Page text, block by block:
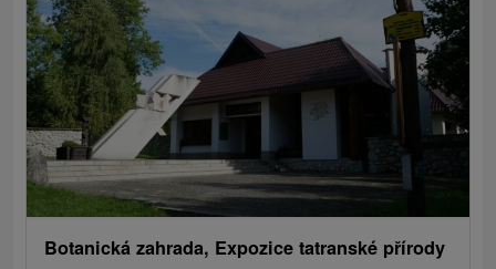
Botanická zahrada, Expozice tatranské přírody